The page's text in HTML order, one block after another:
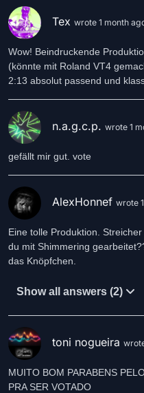
Tex wrote 1 month
Wow! Beindruckende
(könnte mit Roland VT4
2:13 absolut passend und
n.a.g.c.p. wrote 1
gefällt mir gut. vote
AlexHonnef wrote
Eine tolle Produktion.
du mit Shimmering
das Knöpfchen.
Show all answers (2)
toni nogueira
MUITO BOM PARABENS